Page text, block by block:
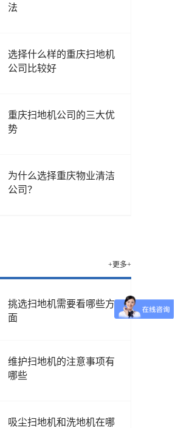
法
选择什么样的重庆扫地机
公司比较好
重庆扫地机公司的三大优
势
为什么选择重庆物业清洁
公司？
+更多+
挑选扫地机需要看哪些方
面
维护扫地机的注意事项有
哪些
吸尘扫地机和洗地机在哪